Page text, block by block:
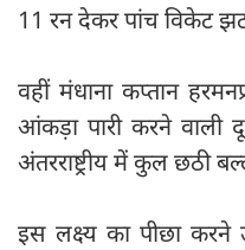
11 रन देकर पांच विकेट
वहीं मंधाना कप्तान
आंकड़ा पारी करने वाली
अंतरराष्ट्रीय में कुल छठी
इस लक्ष्य का पीछा